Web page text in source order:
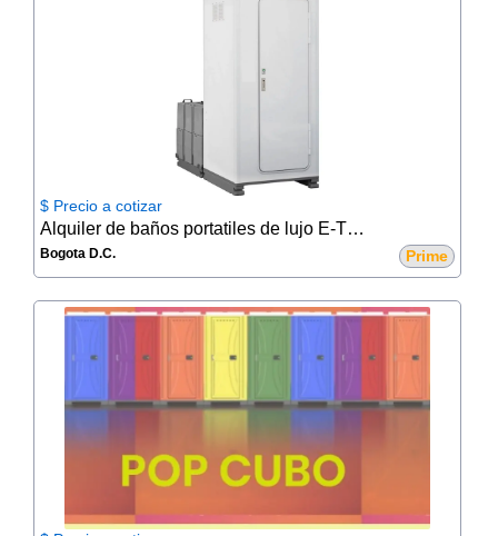
$ Precio a cotizar
Alquiler de baños portatiles de lujo E-TOP (VIP)
Bogota D.C. Prime